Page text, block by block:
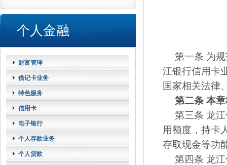
个人金融
财富管理
借记卡业务
特色服务
信用卡
电子银行
个人存款业务
个人贷款
第一条 为
江银行信用卡
国家相关法律
第二条 本
第三条 龙
用额度，持卡
存取现金等功
第四条 龙